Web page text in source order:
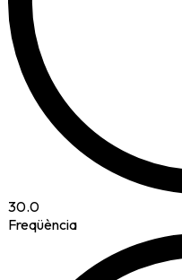
30.0
Freqüència